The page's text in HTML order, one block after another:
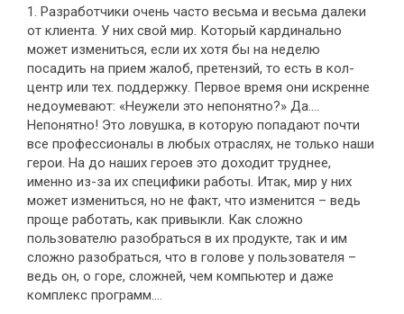
1. Разработчики очень часто весьма и весьма далеки
от клиента. У них свой мир. Который кардинально
может измениться, если их хотя бы на неделю
посадить на прием жалоб, претензий, то есть в кол-
центр или тех. поддержку. Первое время они искренне
недоумевают: «Неужели это непонятно?» Да….
Непонятно! Это ловушка, в которую попадают почти
все профессионалы в любых отраслях, не только наши
герои. На до наших героев это доходит труднее,
именно из-за их специфики работы. Итак, мир у них
может измениться, но не факт, что изменится – ведь
проще работать, как привыкли. Как сложно
пользователю разобраться в их продукте, так и им
сложно разобраться, что в голове у пользователя –
ведь он, о горе, сложней, чем компьютер и даже
комплекс программ….